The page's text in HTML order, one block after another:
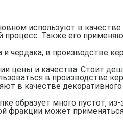
используют в качестве
Также его
чердака, в производстве
цены и качества. Стоит
в производстве
в качестве
образует много пустот, из-
фракции может